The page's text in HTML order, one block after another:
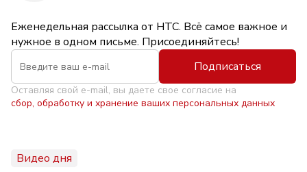
Еженедельная рассылка от НТС. Всё самое важное и
нужное в одном письме. Присоединяйтесь!
Подписаться
Оставляя свой e-mail, вы даете свое согласие на
сбор, обработку и хранение ваших персональных данных
Видео дня